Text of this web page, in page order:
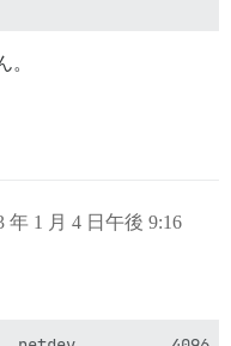
。
年 1 月 4 日午後 9:16